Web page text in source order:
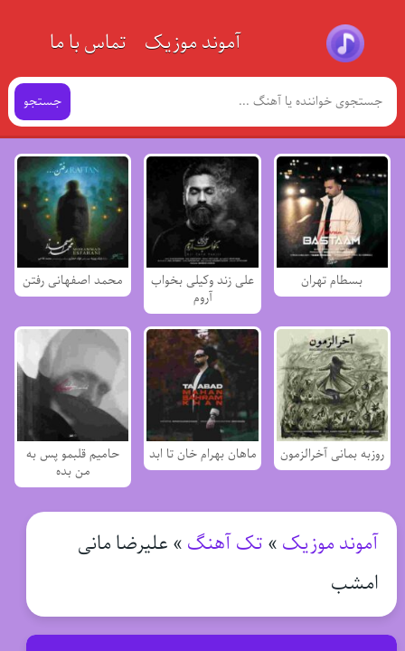
آموند موزیک تماس با ما
جستجو
بسطام تهران
علی زند وکیلی بخواب
آروم
محمد اصفهانی رفتن
روزبه بمانی آخرالزمون ماهان بهرام خان تا ابد
حامیم قلبمو پس به
من بده
آموند موزیک » تک آهنگ » علیرضا مانی
امشب